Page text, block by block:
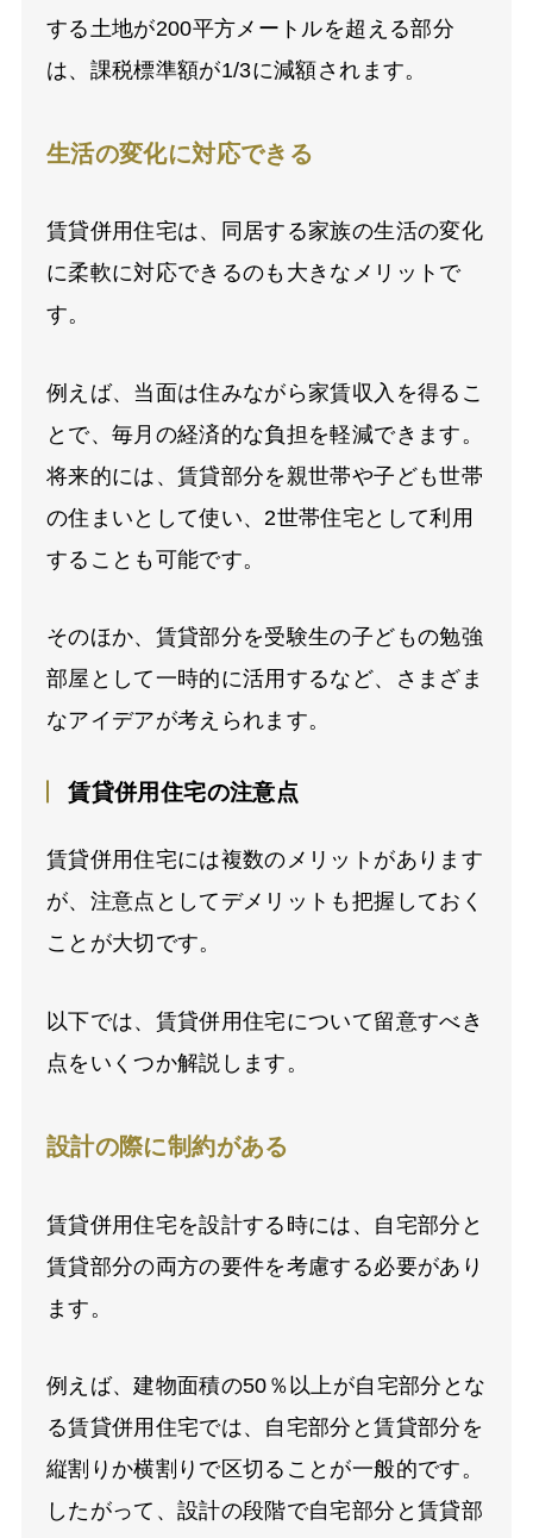
する土地が200平方メートルを超える部分
は、課税標準額が1/3に減額されます。
生活の変化に対応できる
賃貸併用住宅は、同居する家族の生活の変化
に柔軟に対応できるのも大きなメリットで
す。
例えば、当面は住みながら家賃収入を得るこ
とで、毎月の経済的な負担を軽減できます。
将来的には、賃貸部分を親世帯や子ども世帯
の住まいとして使い、2世帯住宅として利用
することも可能です。
そのほか、賃貸部分を受験生の子どもの勉強
部屋として一時的に活用するなど、さまざま
なアイデアが考えられます。
賃貸併用住宅の注意点
賃貸併用住宅には複数のメリットがあります
が、注意点としてデメリットも把握しておく
ことが大切です。
以下では、賃貸併用住宅について留意すべき
点をいくつか解説します。
設計の際に制約がある
賃貸併用住宅を設計する時には、自宅部分と
賃貸部分の両方の要件を考慮する必要があり
ます。
例えば、建物面積の50％以上が自宅部分とな
る賃貸併用住宅では、自宅部分と賃貸部分を
縦割りか横割りで区切ることが一般的です。
したがって、設計の段階で自宅部分と賃貸部